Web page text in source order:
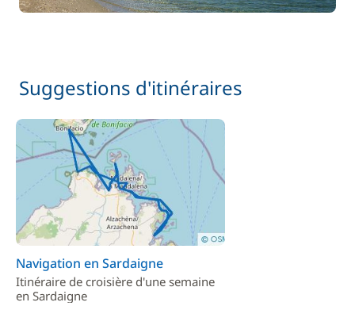
Suggestions d'itinéraires
Navigation en Sardaigne
Itinéraire de croisière d'une semaine
en Sardaigne